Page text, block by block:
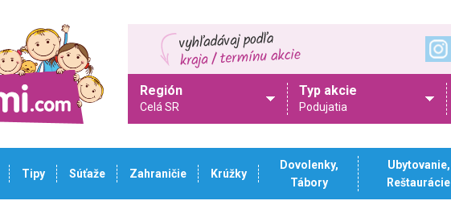
Región
Celá SR
Typ akcie
Podujatia
Tipy Súťaže Zahraničie Krúžky
Dovolenky,
Tábory
Ubytovanie,
Reštaurácie